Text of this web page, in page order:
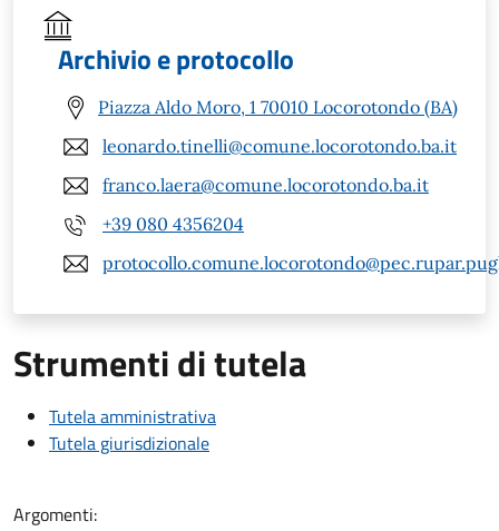
Archivio e protocollo
Piazza Aldo Moro, 1 70010 Locorotondo (BA)
leonardo.tinelli@comune.locorotondo.ba.it
franco.laera@comune.locorotondo.ba.it
+39 080 4356204
Strumenti di tutela
Tutela amministrativa
Tutela giurisdizionale
Argomenti: